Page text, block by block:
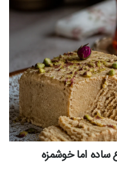
ساده اما خوشمزه